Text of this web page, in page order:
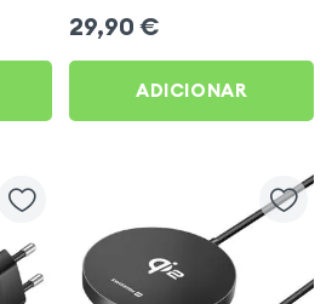
Watch e Fones de Ouvido
- Hoco
29,90 €
ADICIONAR